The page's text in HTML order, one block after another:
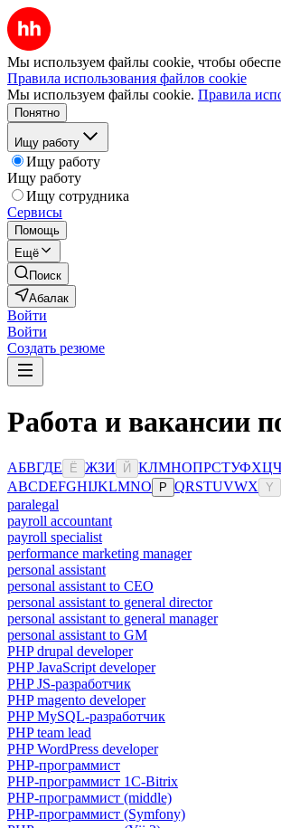
Мы используем файлы cookie, чтобы
Правила использования файлов cookie
Мы используем файлы cookie. Правила
Понятно
Ищу работу
Ищу работу
Ищу работу
Ищу сотрудника
Сервисы
Помощь
Ещё
Поиск
Абалак
Войти
Войти
Создать резюме
Работа и вакансии
АБВГДЕ Ё ЖЗИ Й КЛМНОПРСТУФХЦЧ
ABCDEFGHIJKLMNO P QRSTUVWX Y
paralegal
payroll accountant
payroll specialist
performance marketing manager
personal assistant
personal assistant to CEO
personal assistant to general director
personal assistant to general manager
personal assistant to GM
PHP drupal developer
PHP JavaScript developer
PHP JS-разработчик
PHP magento developer
PHP MySQL-разработчик
PHP team lead
PHP WordPress developer
PHP-программист
PHP-программист 1C-Bitrix
PHP-программист (middle)
PHP-программист (Symfony)